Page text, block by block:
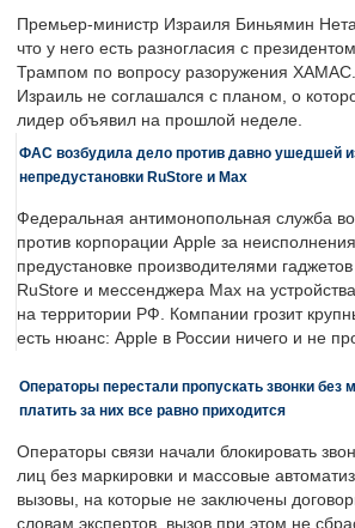
Премьер-министр Израиля Биньямин
что у него есть разногласия с
Трампом по вопросу разоружения
Израиль не соглашался с планом, о
лидер объявил на прошлой неделе.
ФАС возбудила дело против давно ушедшей
непредустановки RuStore и Max
Федеральная антимонопольная служба
против корпорации Apple за
предустановке производителями
RuStore и мессенджера Max на
на территории РФ. Компании грозит
есть нюанс: Apple в России ничего и не
Операторы перестали пропускать звонки без
платить за них все равно приходится
Операторы связи начали блокировать
лиц без маркировки и массовые
вызовы, на которые не заключены
словам экспертов, вызов при этом не